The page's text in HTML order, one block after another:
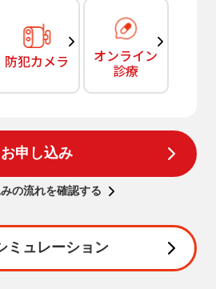
防犯カメラ オンライン
診療
お申し込み
の流れを確認する
ミュレーション